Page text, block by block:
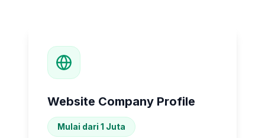
Website Company Profile
Mulai dari 1 Juta